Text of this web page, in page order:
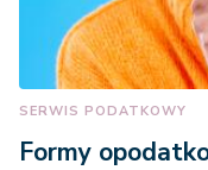
SERWIS PODATKOWY
Formy